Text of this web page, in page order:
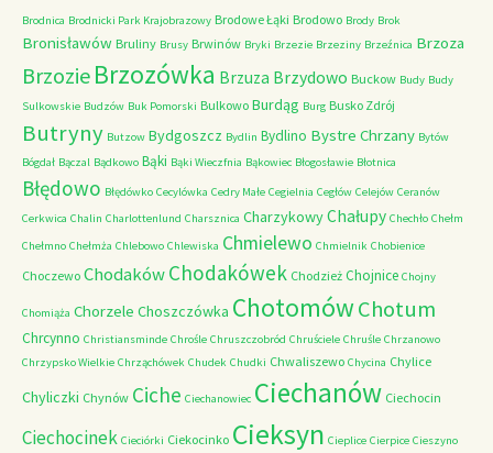
Brodnica Brodnicki Park Krajobrazowy Brodowe Łąki Brodowo Brody Brok
Bronisławów Bruliny Brusy Brwinów Bryki Brzezie Brzeziny Brzeźnica Brzoza
Brzozie Brzozówka Brzuza Brzydowo Buckow Budy Budy
Sulkowskie Budzów Buk Pomorski Bulkowo Burdąg Burg Busko Zdrój
Butryny Butzow Bydgoszcz Bydlin Bydlino Bystre Chrzany Bytów
Bógdał Bączal Bądkowo Bąki Bąki Wieczfnia Bąkowiec Błogosławie Błotnica
Błędowo Błędówko Cecylówka Cedry Małe Cegielnia Cegłów Celejów Ceranów
Cerkwica Chalin Charlottenlund Charsznica CharzykowyChałupy Chechło Chełm
Chełmno Chełmża Chlebowo Chlewiska Chmielewo Chmielnik Chobienice
Choczewo ChodakówChodakówek Chodzież Chojnice Chojny
Chomiąża Chorzele Choszczówka ChotomówChotum
Chrcynno Christiansminde Chrośle Chruszczobród Chruściele Chruśle Chrzanowo
Chrzypsko Wielkie Chrząchówek Chudek Chudki Chwaliszewo Chycina Chylice
Chyliczki Chynów Ciche Ciechanowiec Ciechanów Ciechocin
Ciechocinek Cieciórki Ciekocinko Cieksyn Cieplice Cierpice Cieszyno